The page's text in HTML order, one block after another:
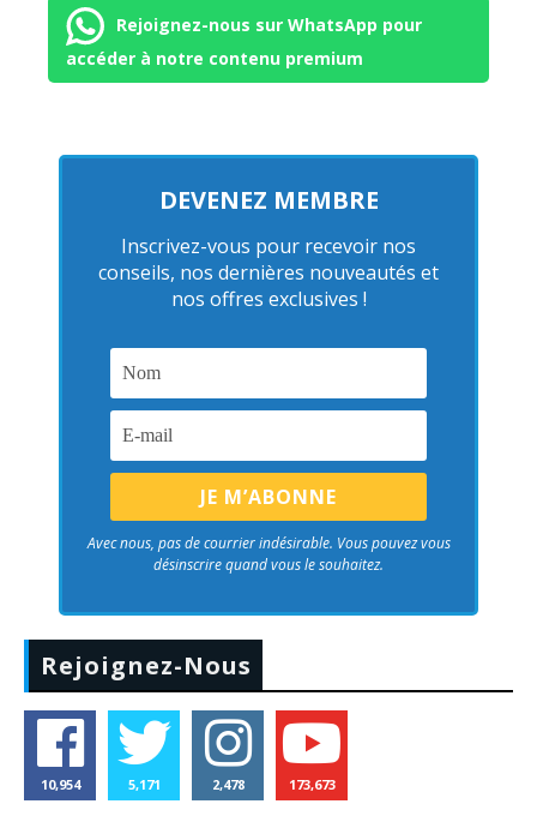
Rejoignez-nous sur WhatsApp pour
accéder à notre contenu premium
DEVENEZ MEMBRE
Inscrivez-vous pour recevoir nos
conseils, nos dernières nouveautés et
nos offres exclusives !
Avec nous, pas de courrier indésirable. Vous pouvez vous
désinscrire quand vous le souhaitez.
Rejoignez-Nous
10,954 5,171 2,478 173,673